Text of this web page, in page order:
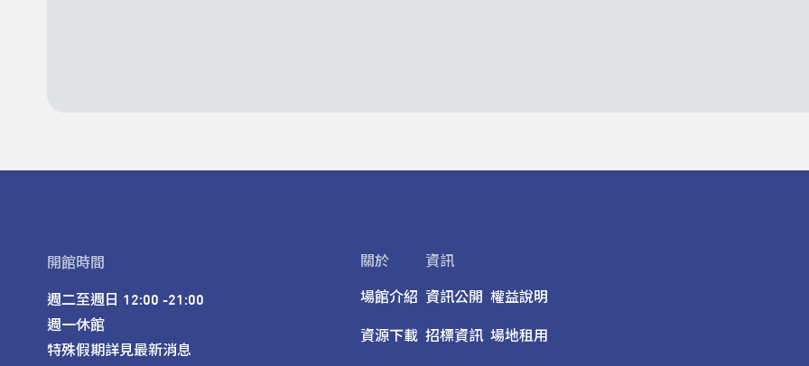
開館時間
週二至週日 12:00 -21:00
週一休館
特殊假期詳見最新消息
關於
場館介紹
資源下載
資訊
資訊公開
招標資訊
權益說明
場地租用